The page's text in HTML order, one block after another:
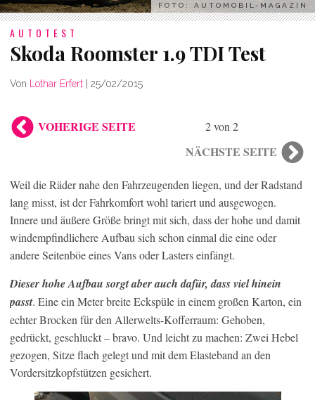
FOTO: AUTOMOBIL-MAGAZIN
AUTOTEST
Skoda Roomster 1.9 TDI Test
Von Lothar Erfert 25/02/2015
VOHERIGE SEITE 2 von 2
NÄCHSTE SEITE
Weil die Räder nahe den Fahrzeugenden liegen, und der Radstand
lang misst, ist der Fahrkomfort wohl tariert und ausgewogen.
Innere und äußere Größe bringt mit sich, dass der hohe und damit
windempfindlichere Aufbau sich schon einmal die eine oder
andere Seitenböe eines Vans oder Lasters einfängt.
Dieser hohe Aufbau sorgt aber auch dafür, dass viel hinein
passt. Eine ein Meter breite Eckspüle in einem großen Karton, ein
echter Brocken für den Allerwelts-Kofferraum: Gehoben,
gedrückt, geschluckt – bravo. Und leicht zu machen: Zwei Hebel
gezogen, Sitze flach gelegt und mit dem Elasteband an den
Vordersitzkopfstützen gesichert.